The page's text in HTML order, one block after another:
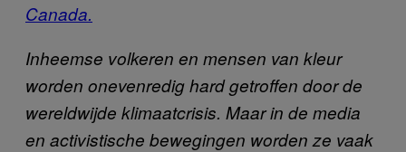
Canada.
Inheemse volkeren en mensen van kleur
worden onevenredig hard getroffen door de
wereldwijde klimaatcrisis. Maar in de media
en activistische bewegingen worden ze vaak